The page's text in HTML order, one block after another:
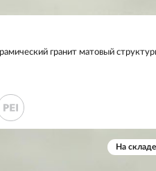
гранит матовый
На складе